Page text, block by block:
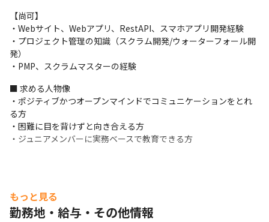
＜実績＞
・大手飲料会社様のプロモーション/キャンペーン/イベントサイト
開発
・大手通信キャリア様のECサイト開発
など
■ この仕事の面白み、魅力
・経営層に近い立場で、チームのリードやマネジメントに携わる
ことができます
・大手企業の案件も含め、9割以上が直請け（2023年12月時点）
であるため、企画から携われる環境です
・今後さらに開発組織を拡大していく方針のため、これからのコ
・業界問わずさまざまな案件に対応しているため、幅広い業務を
経験できるほか、得意分野を活かした提案もできます
【尚可】
・Webサイト、Webアプリ、RestAPI、スマホアプリ開発経験
・プロジェクト管理の知識（スクラム開発/ウォーターフォール開
発）
・PMP、スクラムマスターの経験
■ 求める人物像
・ポジティブかつオープンマインドでコミュニケーションをとれ
る方
・困難に目を背けずと向き合える方
・ジュニアメンバーに実務ベースで教育できる方
もっと見る
勤務地・給与・その他情報